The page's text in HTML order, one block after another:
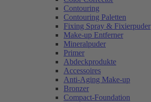
Contouring
Contouring Paletten
Fixing Spray & Fixierpuder
Make-up Entferner
Mineralpuder
Primer
Abdeckprodukte
Accessoires
Anti-Aging Make-up
Bronzer
Compact-Foundation